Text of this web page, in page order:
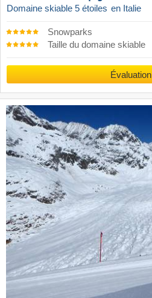
Domaine skiable 5 étoiles en Italie
Snowparks
Taille du domaine skiable
Évaluation